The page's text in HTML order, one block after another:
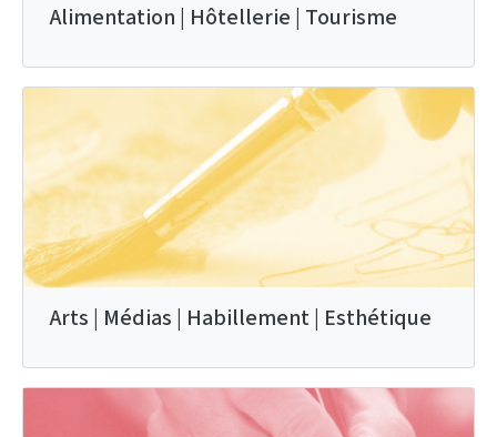
Alimentation | Hôtellerie | Tourisme
Arts | Médias | Habillement | Esthétique